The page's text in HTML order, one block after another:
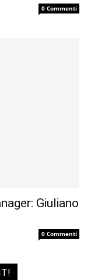
0 Commenti
Giuliano
0 Commenti